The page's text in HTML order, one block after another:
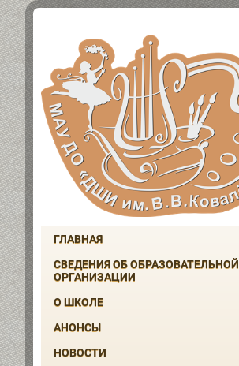
ГЛАВНАЯ
СВЕДЕНИЯ ОБ ОБРАЗОВАТЕЛЬНОЙ
ОРГАНИЗАЦИИ
О ШКОЛЕ
АНОНСЫ
НОВОСТИ